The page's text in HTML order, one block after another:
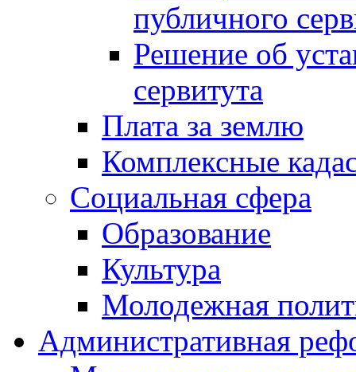
публичного
Решение об
сервитута
Плата за землю
Комплексные
Социальная сфера
Образование
Культура
Молодежная
Административная